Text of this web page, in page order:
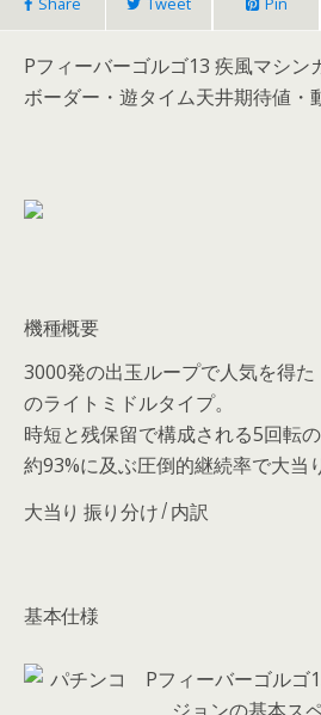
Pフィーバーゴルゴ13 疾風マシン
ボーダー・遊タイム天井期待値・
機種概要
3000発の出玉ループで人気を得た
のライトミドルタイプ。
時短と残保留で構成される5回転の
約93%に及ぶ圧倒的継続率で大当
大当り 振り分け / 内訳
基本仕様